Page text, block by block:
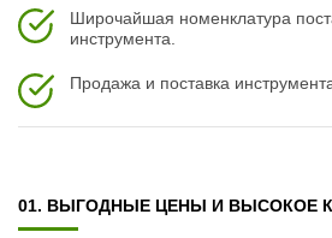
Широчайшая номенклатура
инструмента.
Продажа и поставка
01. ВЫГОДНЫЕ ЦЕНЫ И ВЫСОКОЕ